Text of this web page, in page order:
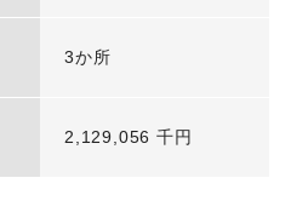
3か所
2,129,056 千円